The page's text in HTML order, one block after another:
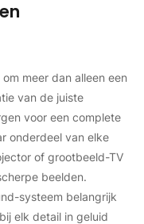
meer dan alleen een
van de juiste
voor een complete
onderdeel van elke
of grootbeeld-TV
beelden.
systeem belangrijk
elk detail in geluid